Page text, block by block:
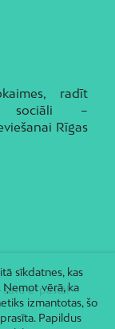
radīt
sociāli –
Rīgas
e-pastā!
sīkdatnes, kas
vērā, ka
izmantotas, šo
Papildus